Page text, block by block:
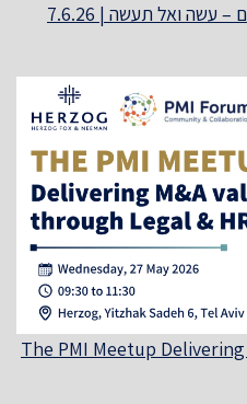
עשה ואל תעשה | 7.6.26
The PMI Meetup